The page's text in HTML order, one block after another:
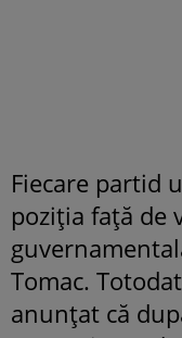
Fiecare partid
poziția față de
Tomac.
anunțat că